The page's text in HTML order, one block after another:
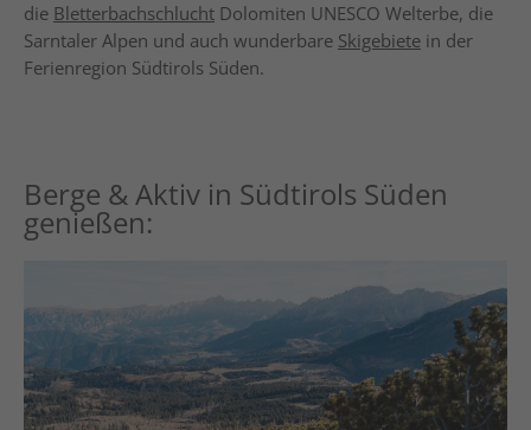
die Bletterbachschlucht Dolomiten UNESCO Welterbe, die
Sarntaler Alpen und auch wunderbare Skigebiete in der
Ferienregion Südtirols Süden.
Berge & Aktiv in Südtirols Süden
genießen: